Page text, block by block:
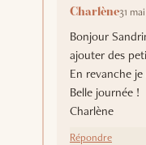
Charlène31
Bonjour
ajouter des
En revanche je
Belle journée !
Charlène
Répondre